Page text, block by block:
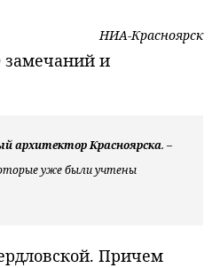
НИА-Красноярск
и
архитектор Красноярска. –
уже были учтены
Причем